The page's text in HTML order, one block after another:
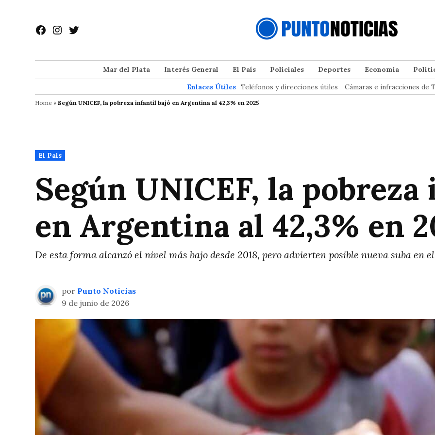
contenido
Facebook
Instagram
Twitter
Mar del Plata Interés General El País Policiales Deportes Economía
Enlaces Útiles Teléfonos y direcciones útiles Cámaras e infracciones de
Home » Según UNICEF, la pobreza infantil bajó en Argentina al 42,3% en 2025
Publicado
en
El País
Según UNICEF, la
en Argentina al 42,3% en
De esta forma alcanzó el nivel más bajo desde 2018, pero advierten posible nueva suba en
por Punto Noticias
9 de junio de 2026